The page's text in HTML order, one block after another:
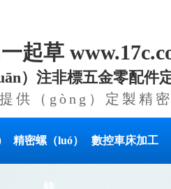
一起草
）注非標五金零配件
供（gòng）定製精
精密螺（luó）
絲
數控車床加工